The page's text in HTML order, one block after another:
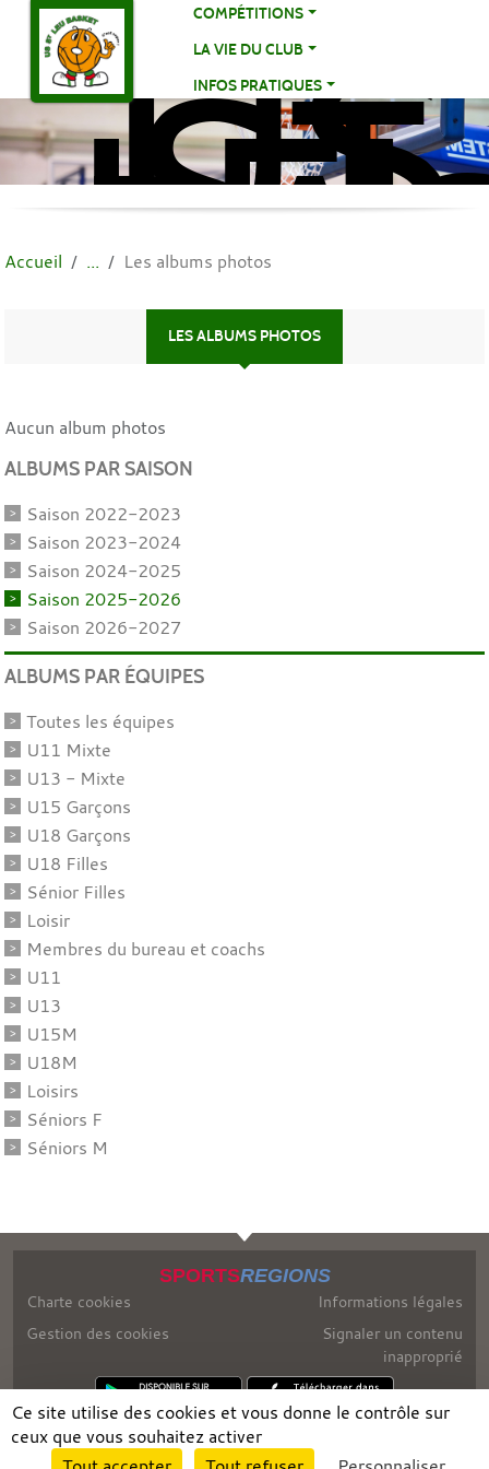
COMPÉTITIONS
LA VIE DU CLUB
INFOS PRATIQUES
US
ST
Accueil Les albums photos
LES ALBUMS PHOTOS
Aucun album photos
ALBUMS PAR SAISON
Saison 2022-2023
Saison 2023-2024
Saison 2024-2025
Saison 2025-2026
Saison 2026-2027
ALBUMS PAR ÉQUIPES
Toutes les équipes
U11 Mixte
U13 - Mixte
U15 Garçons
U18 Garçons
U18 Filles
Sénior Filles
Loisir
Membres du bureau et coachs
U11
U13
U15M
U18M
Loisirs
Séniors F
Séniors M
SPORTSREGIONS
Charte cookies
Gestion des cookies
Informations légales
Signaler un contenu
inapproprié
Panneau de gestion des cookies
Ce site utilise des cookies et vous donne le contrôle sur
ceux que vous souhaitez activer